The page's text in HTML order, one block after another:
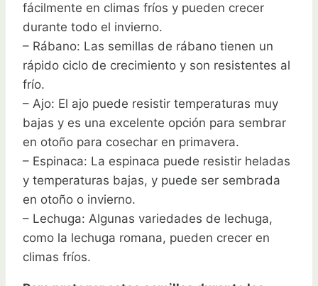
fácilmente en climas fríos y pueden crecer
durante todo el invierno.
– Rábano: Las semillas de rábano tienen un
rápido ciclo de crecimiento y son resistentes al
frío.
– Ajo: El ajo puede resistir temperaturas muy
bajas y es una excelente opción para sembrar
en otoño para cosechar en primavera.
– Espinaca: La espinaca puede resistir heladas
y temperaturas bajas, y puede ser sembrada
en otoño o invierno.
– Lechuga: Algunas variedades de lechuga,
como la lechuga romana, pueden crecer en
climas fríos.